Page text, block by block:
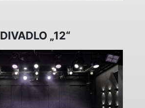
DIVADLO „12“